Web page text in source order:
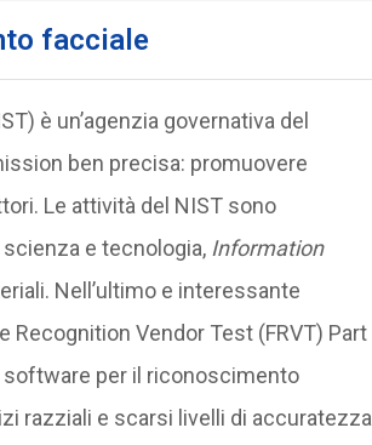
facciale
è un’agenzia governativa del
ben precisa: promuovere
Le attività del NIST sono
e tecnologia, Information
Nell’ultimo e interessante
Vendor Test (FRVT) Part
software per il riconoscimento
razziali e scarsi livelli di accuratezza